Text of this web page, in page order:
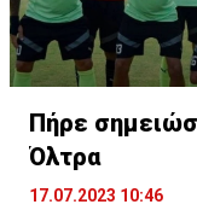
Πήρε
Όλτρα
17.07.2023 10:46